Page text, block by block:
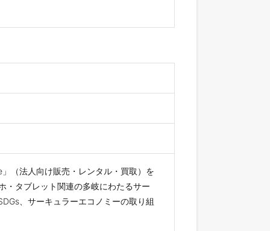
（法人向け販売・レンタル・買取）を
・タブレット関連の多岐にわたるサー
、サーキュラーエコノミーの取り組